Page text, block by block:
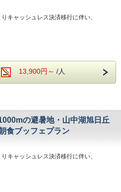
ベッド１台につき、最大１名様まで
きます。
場棟 天然温泉山中湖旭日丘温泉
水」をくみ上げ、沸かしており、お
の芯まであったまります。
時～翌日9時(状況により変更の場合
スストアまで徒歩約7分 650m
いません。あらかじめご了承下さい
ベッド１台につき、最大１名様まで
きます。
お風呂は大浴場・お部屋含めすべて
の芯まであったまります。
時～翌日9時(状況により変更の場合
ストアまで徒歩約7分 650m
バスターミナルまで徒歩10分 950m
ザきららまで車で8分4.2km
ます。
ロントカウンターに設置しているチェック
よりチェックインをお済ませください。
の皆さまへ、チェックインをよりスムーズ
お部屋含めすべて温泉です♪
料WiFi完備！
ティ、布団、エキストラベッド等のご用意
あらかじめご了承下さいませ。
ッド１台につき、最大１名様までとさせて
キャッシュレス決済移行に伴い、
ジットカードなど、現金以外でのお支払い
の皆さまへ、チェックインをよりスムーズ
めていただくための『事前チェックインサ
せいたしますので、事前にチェックイン手
ただけます。
ュー】
地・山中湖で楽しむ夏の8/14限定特別ブ
足♪夕食も朝食も好きなものを好きなだけ
。
「美肌の湯」とともに、夏の思い出に残る
しください。
13,900円～ /人
の避暑地・山中湖旭日丘
食ブッフェプラン
キャッシュレス決済移行に伴い、
ジットカードなど、現金以外でのお支払い